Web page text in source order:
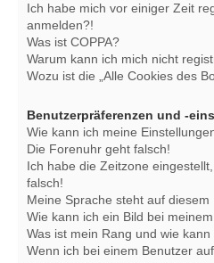
Ich habe mich vor einiger Zeit
anmelden?!
Was ist COPPA?
Warum kann ich mich nicht
Wozu ist die „Alle Cookies des
Benutzerpräferenzen und -
Wie kann ich meine
Die Forenuhr geht falsch!
Ich habe die Zeitzone
falsch!
Meine Sprache steht auf diesem
Wie kann ich ein Bild bei
Was ist mein Rang und wie
Wenn ich bei einem Benutzer